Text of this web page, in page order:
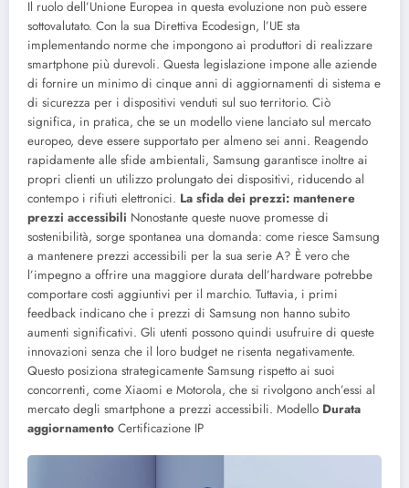
Il ruolo dell’Unione Europea in questa evoluzione non può essere
sottovalutato. Con la sua Direttiva Ecodesign, l’UE sta
implementando norme che impongono ai produttori di realizzare
smartphone più durevoli. Questa legislazione impone alle aziende
di fornire un minimo di cinque anni di aggiornamenti di sistema e
di sicurezza per i dispositivi venduti sul suo territorio. Ciò
significa, in pratica, che se un modello viene lanciato sul mercato
europeo, deve essere supportato per almeno sei anni. Reagendo
rapidamente alle sfide ambientali, Samsung garantisce inoltre ai
propri clienti un utilizzo prolungato dei dispositivi, riducendo al
contempo i rifiuti elettronici. La sfida dei prezzi: mantenere
prezzi accessibili Nonostante queste nuove promesse di
sostenibilità, sorge spontanea una domanda: come riesce Samsung
a mantenere prezzi accessibili per la sua serie A? È vero che
l’impegno a offrire una maggiore durata dell’hardware potrebbe
comportare costi aggiuntivi per il marchio. Tuttavia, i primi
feedback indicano che i prezzi di Samsung non hanno subito
aumenti significativi. Gli utenti possono quindi usufruire di queste
innovazioni senza che il loro budget ne risenta negativamente.
Questo posiziona strategicamente Samsung rispetto ai suoi
concorrenti, come Xiaomi e Motorola, che si rivolgono anch’essi al
mercato degli smartphone a prezzi accessibili. Modello Durata
aggiornamento Certificazione IP